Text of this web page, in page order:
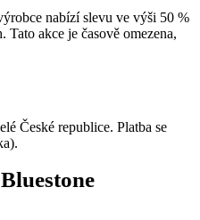
nabízí slevu ve výši 50 %
akce je časově omezena,
České republice. Platba se